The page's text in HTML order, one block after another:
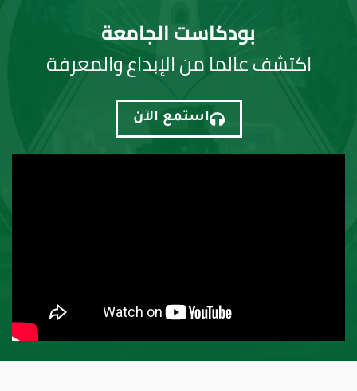
بودكاست الجامعة
اكتشف عالما من الإبداع والمعرفة
استمع الآن